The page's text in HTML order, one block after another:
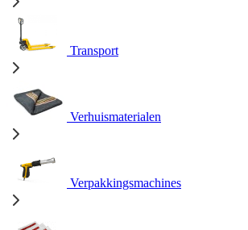
Transport
Verhuismaterialen
Verpakkingsmachines